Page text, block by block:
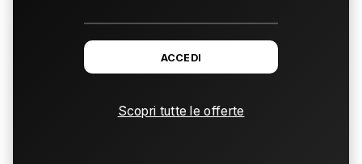
ACCEDI
Scopri tutte le offerte